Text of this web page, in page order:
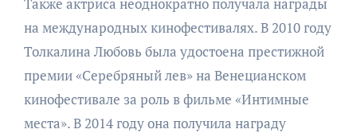
на международных кинофестивалях. В 2010 году
Толкалина Любовь была удостоена престижной
премии «Серебряный лев» на Венецианском
кинофестивале за роль в фильме «Интимные
места». В 2014 году она получила награду